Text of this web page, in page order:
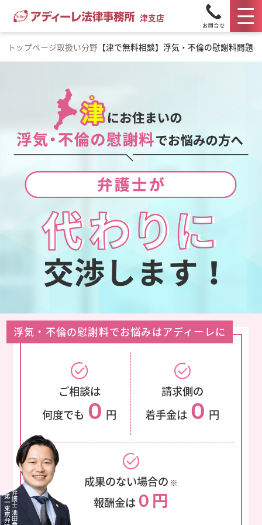
津支店
トップページ取扱い分野 【津で無料相談】浮気・不倫の慰謝料問題
浮気・不倫の慰謝料でお悩みはアディーレに
ご相談は
何度でも ０ 円
請求側の
着手金は ０ 円
成果のない場合の ※
報酬金は０円